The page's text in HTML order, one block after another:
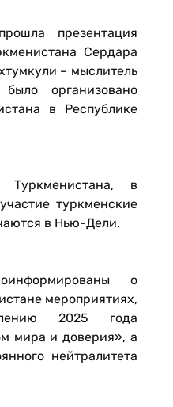
презентация
Сердара
– мыслитель
организовано
в Республике
в
туркменские
в Нью-Дели.
о
мероприятиях,
2025 года
мира и доверия», а
нейтралитета